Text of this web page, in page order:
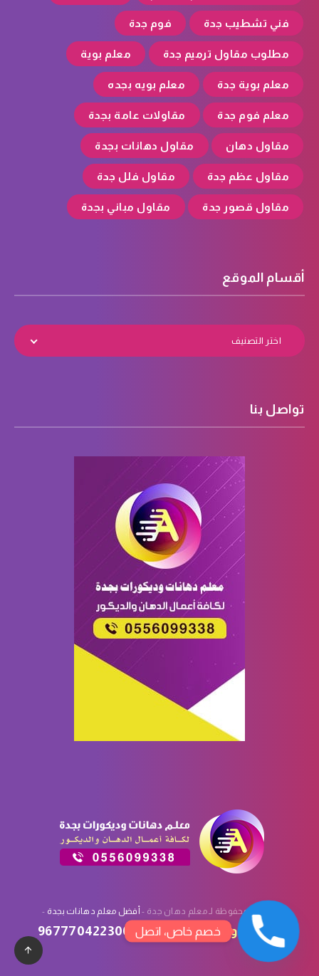
فني تشطيب جدة فوم جدة
مطلوب مقاول ترميم جدة معلم بوية
معلم بوية جدة معلم بويه بجده
معلم فوم جدة مقاولات عامة بجدة
مقاول دهان مقاول دهانات بجدة
مقاول عظم جدة مقاول فلل جدة
مقاول قصور جدة مقاول مباني بجدة
أقسام الموقع
اختر التصنيف
تواصل بنا
الحقوق محفوظة لـ معلم دهان جدة - أفضل معلم دهانات بجدة -
تصميم وتسويق سبأ تك :
967770422300 خصم خاص، اتصل